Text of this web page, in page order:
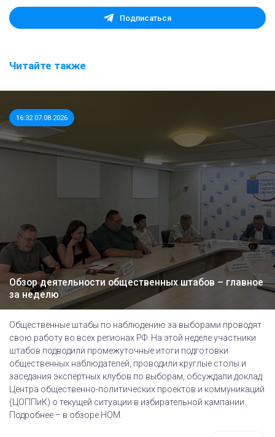
Подписаться
Читайте также
16:32 07.08.2026
Обзор деятельности общественных штабов – главное
за неделю
Общественные штабы по наблюдению за выборами проводят
свою работу во всех регионах РФ. На этой неделе участники
штабов подводили промежуточные итоги подготовки
общественных наблюдателей, проводили круглые столы и
заседания экспертных клубов по выборам, обсуждали доклад
Центра общественно-политических проектов и коммуникаций
(ЦОППиК) о текущей ситуации в избирательной кампании.
Подробнее – в обзоре НОМ.